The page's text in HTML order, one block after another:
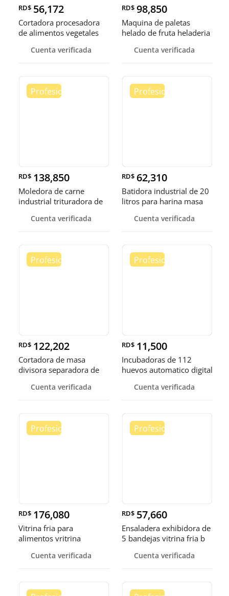
RD$ 56,172
Cortadora procesadora
de alimentos vegetales
Cuenta verificada
RD$ 98,850
Maquina de paletas
helado de fruta heladeria
Cuenta verificada
RD$ 138,850
Moledora de carne
industrial trituradora de
Cuenta verificada
RD$ 62,310
Batidora industrial de 20
litros para harina masa
Cuenta verificada
RD$ 122,202
Cortadora de masa
divisora separadora de
Cuenta verificada
RD$ 11,500
Incubadoras de 112
huevos automatico digital
Cuenta verificada
RD$ 176,080
Vitrina fria para
alimentos vritrina
Cuenta verificada
RD$ 57,660
Ensaladera exhibidora de
5 bandejas vitrina fria b
Cuenta verificada